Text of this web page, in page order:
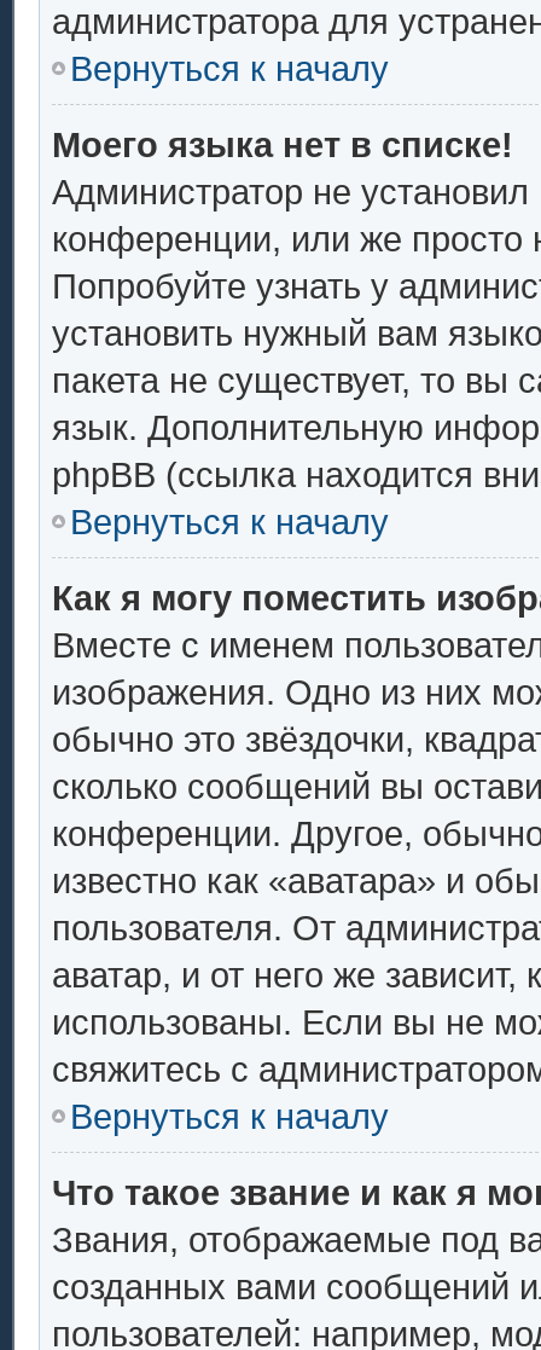
администратора для
Вернуться к началу
Моего языка нет в списке!
Администратор не
конференции, или же просто
Попробуйте узнать у
установить нужный вам
пакета не существует, то вы
язык. Дополнительную
phpBB (ссылка находится
Вернуться к началу
Как я могу поместить
Вместе с именем
изображения. Одно из них
обычно это звёздочки,
сколько сообщений вы
конференции. Другое,
известно как «аватара» и
пользователя. От
аватар, и от него же
использованы. Если вы не
свяжитесь с
Вернуться к началу
Что такое звание и как я
Звания, отображаемые под
созданных вами сообщений
пользователей: например,